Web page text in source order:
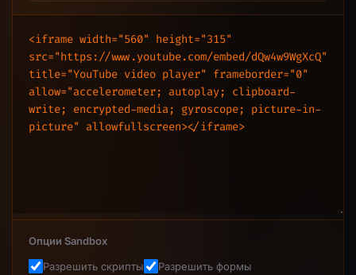
Опции Sandbox
Разрешить скрипты
Разрешить формы